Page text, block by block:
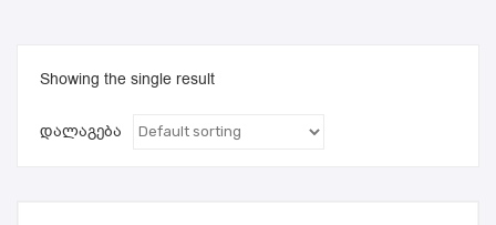
Showing the single result
დალაგება